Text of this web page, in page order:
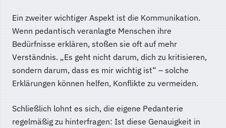
Ein zweiter wichtiger Aspekt ist die Kommunikation.
Wenn pedantisch veranlagte Menschen ihre
Bedürfnisse erklären, stoßen sie oft auf mehr
Verständnis. „Es geht nicht darum, dich zu kritisieren,
sondern darum, dass es mir wichtig ist“ – solche
Erklärungen können helfen, Konflikte zu vermeiden.
Schließlich lohnt es sich, die eigene Pedanterie
regelmäßig zu hinterfragen: Ist diese Genauigkeit in